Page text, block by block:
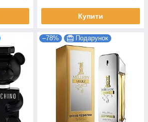
Купити
–78% Подарунок